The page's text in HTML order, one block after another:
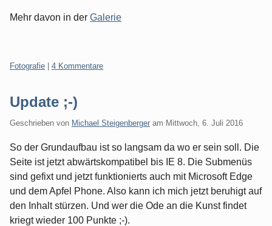
Mehr davon in der Galerie
Kategorien:
Fotografie | 4 Kommentare
Update ;-)
Geschrieben von Michael Steigenberger am Mittwoch, 6. Juli 2016
So der Grundaufbau ist so langsam da wo er sein soll. Die
Seite ist jetzt abwärtskompatibel bis IE 8. Die Submenüs
sind gefixt und jetzt funktionierts auch mit Microsoft Edge
und dem Apfel Phone. Also kann ich mich jetzt beruhigt auf
den Inhalt stürzen. Und wer die Ode an die Kunst findet
kriegt wieder 100 Punkte ;-).